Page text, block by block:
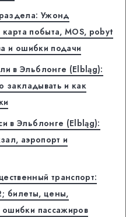
Ужонд
побыта, MOS, pobyt
и ошибки подачи
в Эльблонге (Elbląg):
закладывать и как
в Эльблонге (Elbląg):
аэропорт и
транспорт:
билеты, цены,
пассажиров